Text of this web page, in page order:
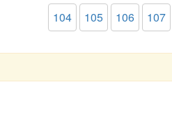
104 105 106 107